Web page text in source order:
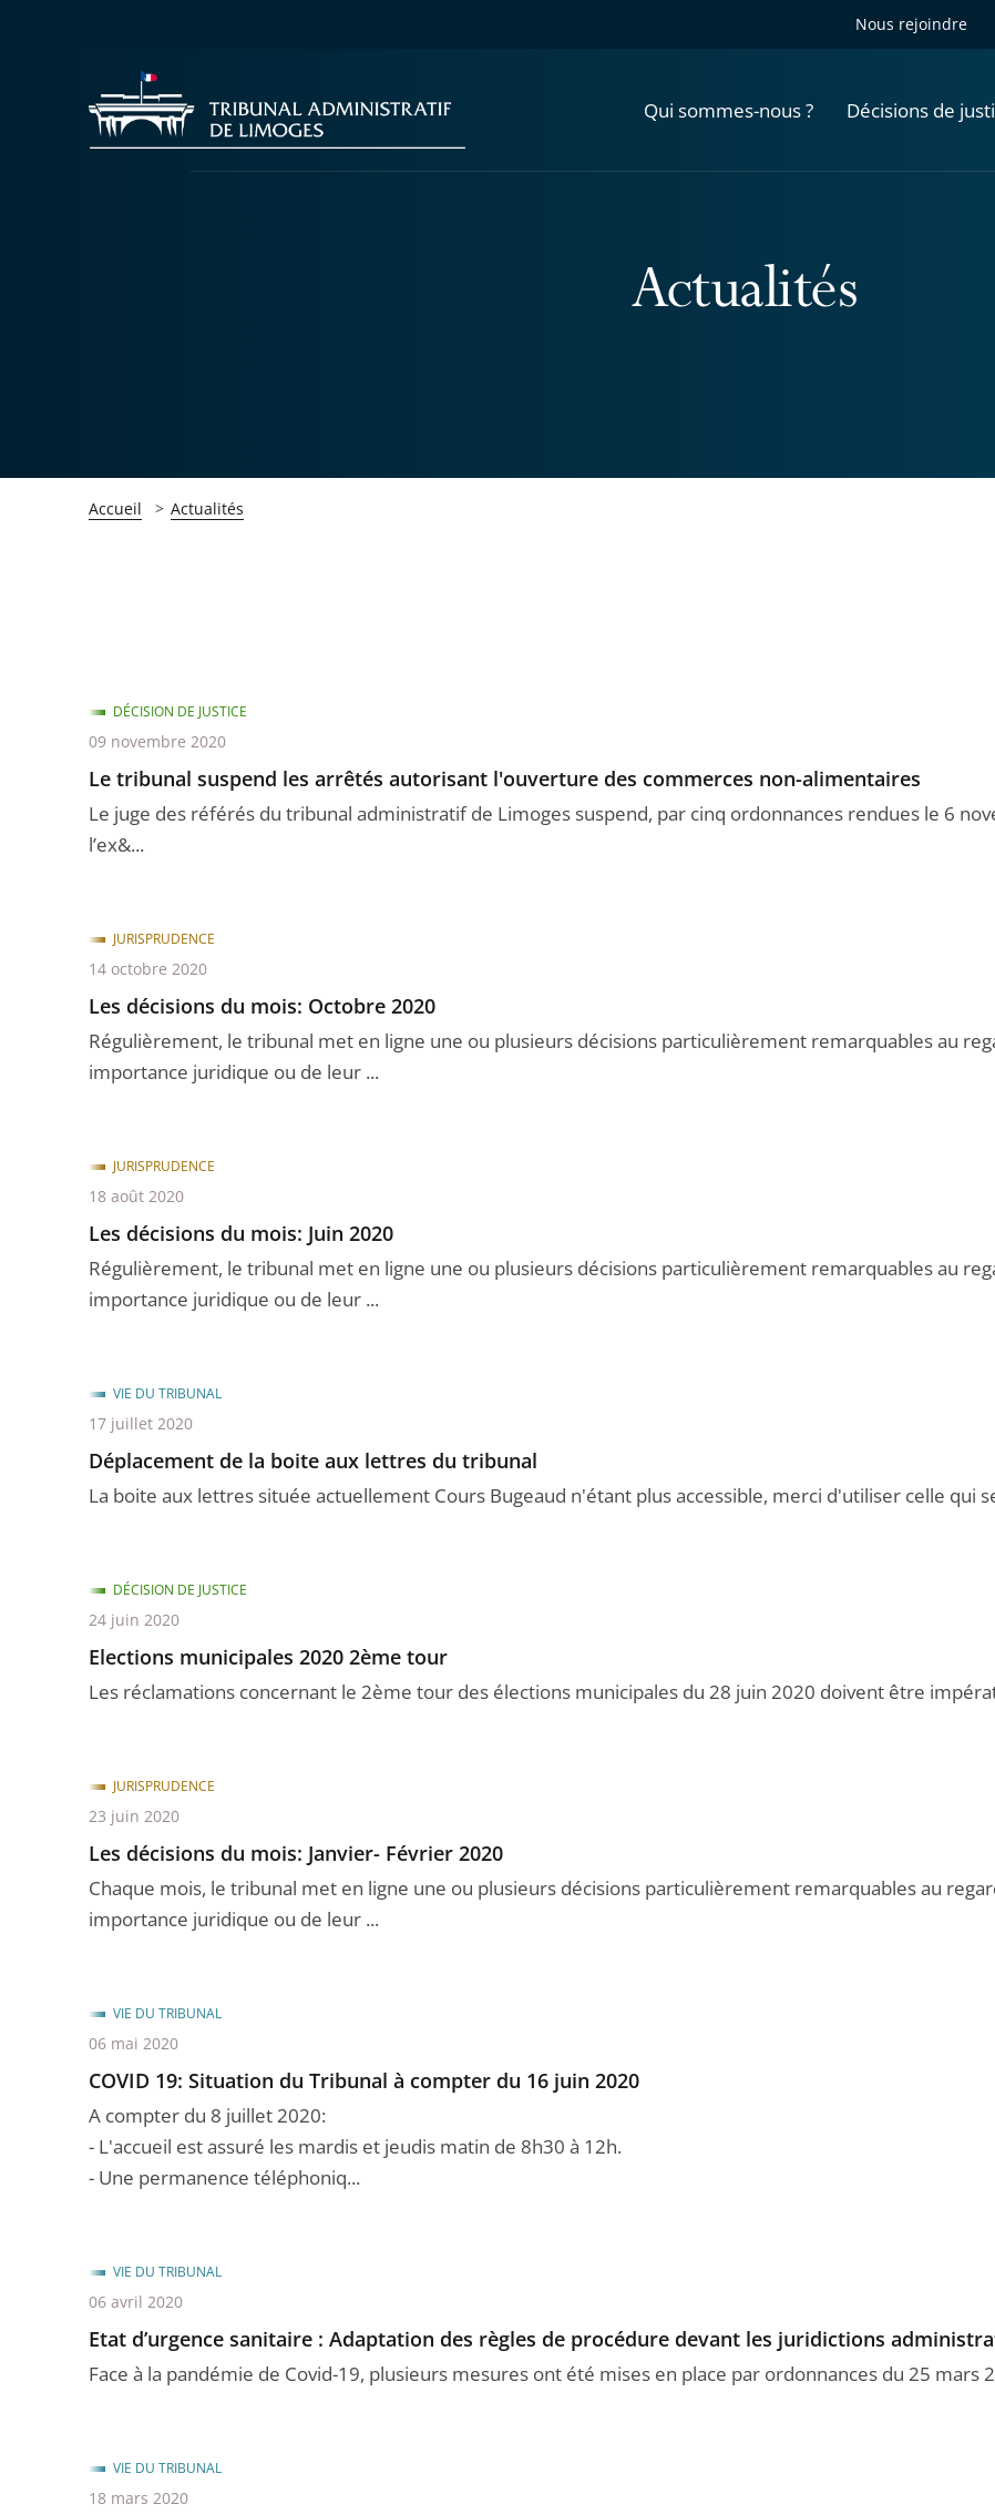
Nous rejoindre
Qui sommes-nous ? Décisions de
Actualités
Accueil Actualités
Le tribunal suspend les arrêtés autorisant l'ouverture des commerces non-alimentaires
Le juge des référés du tribunal administratif de Limoges suspend, par cinq ordonnances rendues le 6
l’ex&...
DÉCISION DE JUSTICE
09 novembre 2020
Les décisions du mois: Octobre 2020
Régulièrement, le tribunal met en ligne une ou plusieurs décisions particulièrement remarquables au
importance juridique ou de leur ...
JURISPRUDENCE
14 octobre 2020
Les décisions du mois: Juin 2020
Régulièrement, le tribunal met en ligne une ou plusieurs décisions particulièrement remarquables au
importance juridique ou de leur ...
JURISPRUDENCE
18 août 2020
Déplacement de la boite aux lettres du tribunal
La boite aux lettres située actuellement Cours Bugeaud n'étant plus accessible, merci d'utiliser celle qui
VIE DU TRIBUNAL
17 juillet 2020
Elections municipales 2020 2ème tour
Les réclamations concernant le 2ème tour des élections municipales du 28 juin 2020 doivent être
DÉCISION DE JUSTICE
24 juin 2020
Les décisions du mois: Janvier- Février 2020
Chaque mois, le tribunal met en ligne une ou plusieurs décisions particulièrement remarquables au
importance juridique ou de leur ...
JURISPRUDENCE
23 juin 2020
COVID 19: Situation du Tribunal à compter du 16 juin 2020
A compter du 8 juillet 2020:
- L'accueil est assuré les mardis et jeudis matin de 8h30 à 12h.
- Une permanence téléphoniq...
VIE DU TRIBUNAL
06 mai 2020
Etat d’urgence sanitaire : Adaptation des règles de procédure devant les juridictions
Face à la pandémie de Covid-19, plusieurs mesures ont été mises en place par ordonnances du 25 mars
VIE DU TRIBUNAL
06 avril 2020
VIE DU TRIBUNAL
18 mars 2020